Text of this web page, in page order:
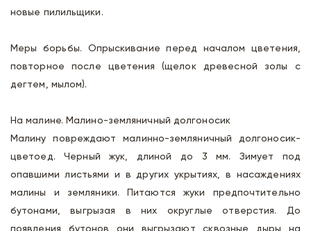
новые пилильщики.
Меры борьбы. Опрыскивание перед началом цветения,
повторное после цветения (щелок древесной золы с
дегтем, мылом).
На малине. Малино-земляничный долгоносик
Малину повреждают малинно-земляничный долгоносик-
цветоед. Черный жук, длиной до 3 мм. Зимует под
опавшими листьями и в других укрытиях, в насаждениях
малины и земляники. Питаются жуки предпочтительно
бутонами, выгрызая в них округлые отверстия. До
появления бутонов они выгрызают сквозные дыры на